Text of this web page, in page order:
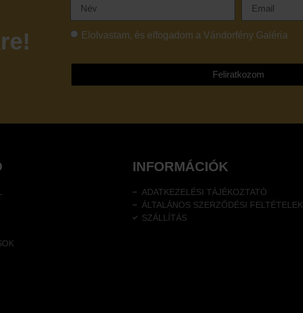
Elolvastam, és elfogadom a Vándorfény Galéria
Feliratkozom
INFORMÁCIÓK
ADATKEZELÉSI TÁJÉKOZTATÓ
ÁLTALÁNOS SZERZŐDÉSI FELTÉTELEK
SZÁLLÍTÁS